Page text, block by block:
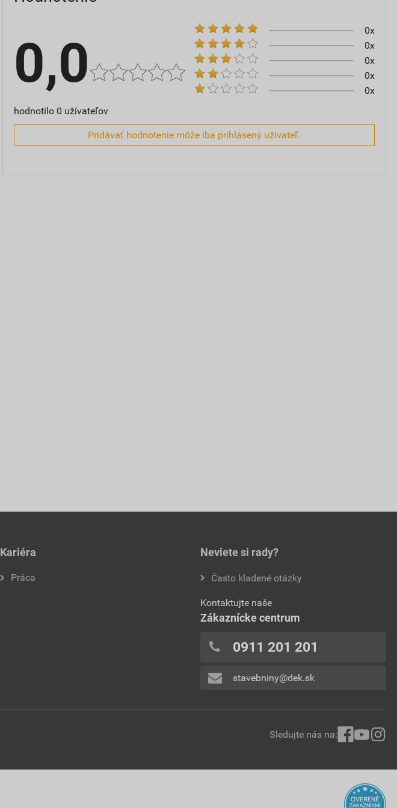
0,0
hodnotilo 0 užívateľov
0x
0x
0x
0x
0x
Pridávať hodnotenie môže iba prihlásený užívateľ.
Kariéra
Práca
Neviete si rady?
Často kladené otázky
Kontaktujte naše
Zákaznícke centrum
0911 201 201
stavebniny@dek.sk
Sledujte nás na: